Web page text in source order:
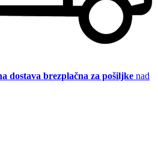
dostava brezplačna za pošiljke nad